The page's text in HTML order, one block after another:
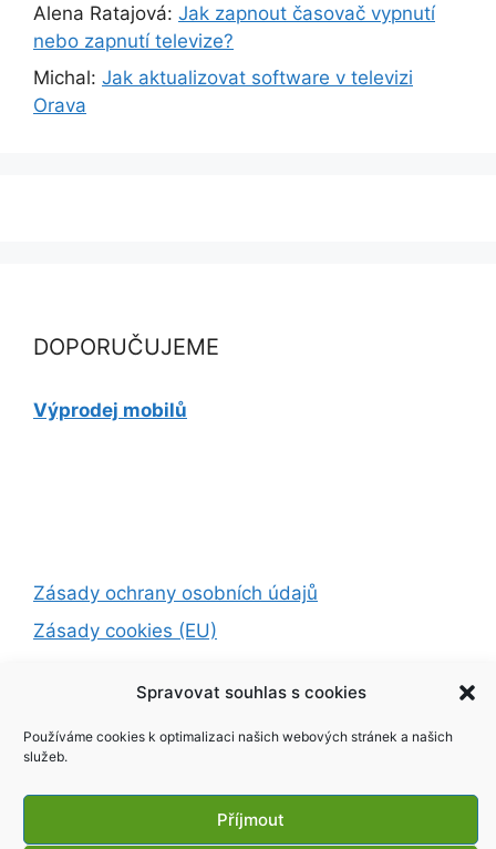
Alena Ratajová: Jak zapnout časovač vypnutí
nebo zapnutí televize?
Michal: Jak aktualizovat software v televizi
Orava
DOPORUČUJEME
Výprodej mobilů
Zásady ochrany osobních údajů
Zásady cookies (EU)
Spravovat souhlas s cookies
Používáme cookies k optimalizaci našich webových stránek a našich
služeb.
Příjmout